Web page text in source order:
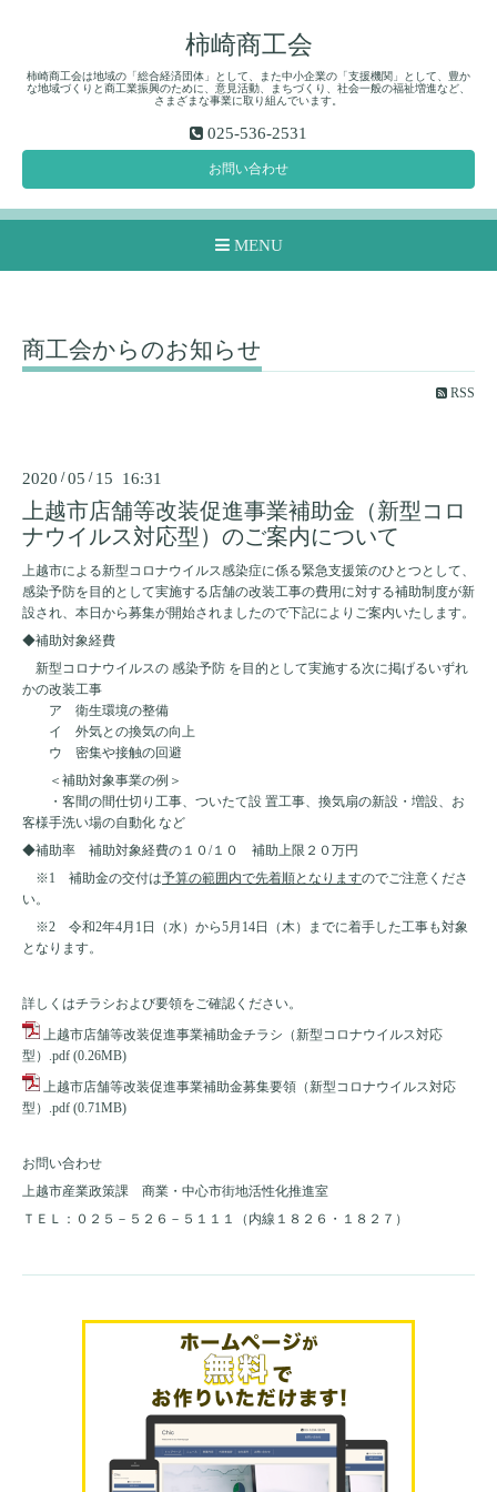
柿崎商工会
柿崎商工会は地域の「総合経済団体」として、また中小企業の「支援機関」として、豊か
な地域づくりと商工業振興のために、意見活動、まちづくり、社会一般の福祉増進など、
さまざまな事業に取り組んでいます。
025-536-2531
お問い合わせ
MENU
商工会からのお知らせ
RSS
2020 /05 / 15 16:31
上越市店舗等改装促進事業補助金（新型コロ
ナウイルス対応型）のご案内について
上越市による新型コロナウイルス感染症に係る緊急支援策のひとつとして、
感染予防を目的として実施する店舗の改装工事の費用に対する補助制度が新
設され、本日から募集が開始されましたので下記によりご案内いたします。
◆補助対象経費
新型コロナウイルスの 感染予防 を目的として実施する次に掲げるいずれ
かの改装工事
ア 衛生環境の整備
イ 外気との換気の向上
ウ 密集や接触の回避
＜補助対象事業の例＞
・客間の間仕切り工事、ついたて設 置工事、換気扇の新設・増設、お
客様手洗い場の自動化 など
◆補助率 補助対象経費の１０/１０ 補助上限２０万円
※1 補助金の交付は予算の範囲内で先着順となりますのでご注意くださ
い。
※2 令和2年4月1日（水）から5月14日（木）までに着手した工事も対象
となります。
詳しくはチラシおよび要領をご確認ください。
上越市店舗等改装促進事業補助金チラシ（新型コロナウイルス対応
型）.pdf (0.26MB)
上越市店舗等改装促進事業補助金募集要領（新型コロナウイルス対応
型）.pdf (0.71MB)
お問い合わせ
上越市産業政策課 商業・中心市街地活性化推進室
ＴＥＬ：０２５－５２６－５１１１（内線１８２６・１８２７）